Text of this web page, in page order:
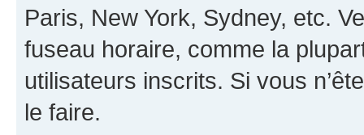
Paris, New York, Sydney, etc.
fuseau horaire, comme la
utilisateurs inscrits. Si vous
le faire.